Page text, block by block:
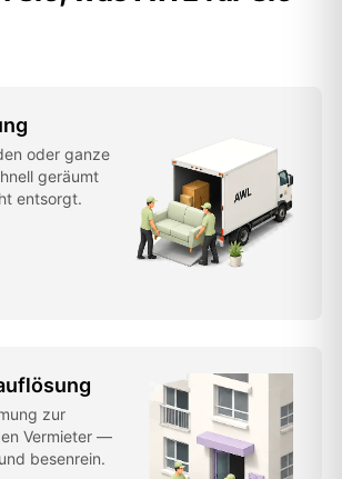
oder ganze
geräumt
entsorgt.
zur
Vermieter —
besenrein.